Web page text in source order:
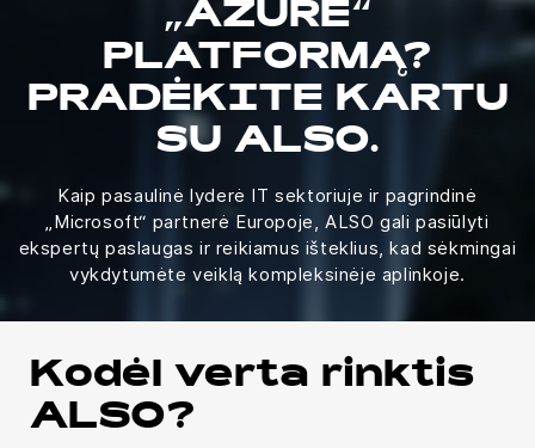
„AZURE“
PLATFORMĄ?
PRADĖKITE KARTU
SU ALSO.
Kaip pasaulinė lyderė IT sektoriuje ir pagrindinė
„Microsoft“ partnerė Europoje, ALSO gali pasiūlyti
ekspertų paslaugas ir reikiamus išteklius, kad sėkmingai
vykdytumėte veiklą kompleksinėje aplinkoje.
Kodėl verta rinktis
ALSO?